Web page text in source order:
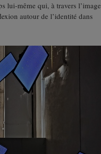
lui-même qui, à travers l’image
autour de l’identité dans